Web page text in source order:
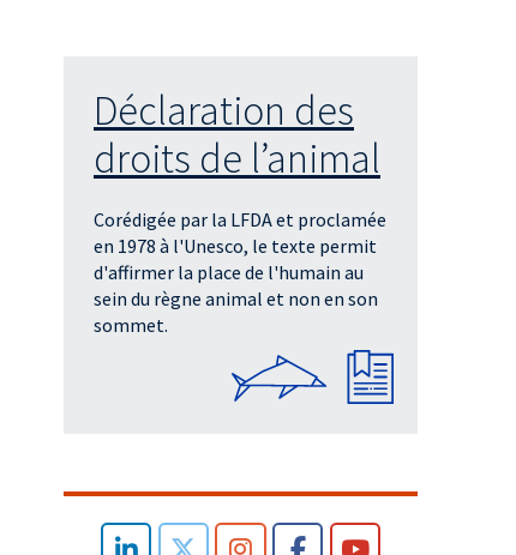
Déclaration des
droits de l’animal
Corédigée par la LFDA et proclamée
en 1978 à l'Unesco, le texte permit
d'affirmer la place de l'humain au
sein du règne animal et non en son
sommet.